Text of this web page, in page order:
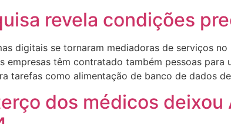
revela condições
digitais se tornaram mediadoras de serviços
empresas têm contratado também pessoas
tarefas como alimentação de banco de dados
dos médicos